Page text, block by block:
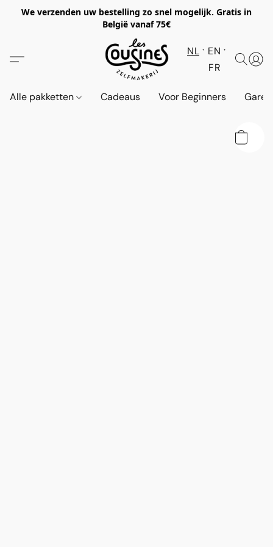
We verzenden uw bestelling zo snel mogelijk. Gratis in
België vanaf 75€
NL
EN
FR
Alle pakketten Cadeaus Voor Beginners